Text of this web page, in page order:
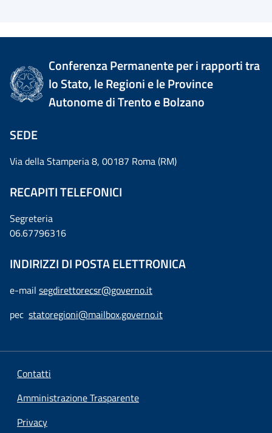
Conferenza Permanente per i rapporti tra
lo Stato, le Regioni e le Province
Autonome di Trento e Bolzano
SEDE
Via della Stamperia 8, 00187 Roma (RM)
RECAPITI TELEFONICI
Segreteria
06.67796316
INDIRIZZI DI POSTA ELETTRONICA
e-mail segdirettorecsr@governo.it
pec statoregioni@mailbox.governo.it
Contatti
Amministrazione Trasparente
Privacy